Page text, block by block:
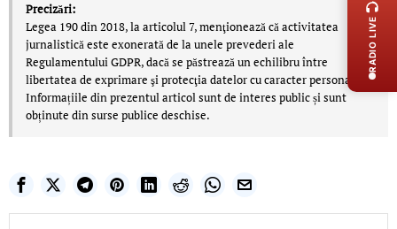
Precizări:
Legea 190 din 2018, la articolul 7, menţionează că activitatea
jurnalistică este exonerată de la unele prevederi ale
Regulamentului GDPR, dacă se păstrează un echilibru între
libertatea de exprimare şi protecţia datelor cu caracter personal.
Informațiile din prezentul articol sunt de interes public și sunt
obținute din surse publice deschise.
RADIO LIVE